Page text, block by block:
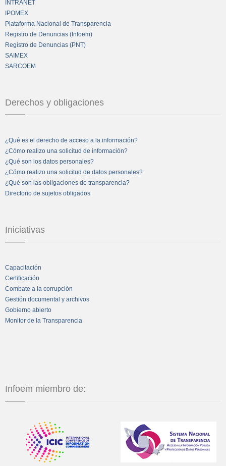
INTRANET
IPOMEX
Plataforma Nacional de Transparencia
Registro de Denuncias (Infoem)
Registro de Denuncias (PNT)
SAIMEX
SARCOEM
Derechos y obligaciones
¿Qué es el derecho de acceso a la información?
¿Cómo realizo una solicitud de información?
¿Qué son los datos personales?
¿Cómo realizo una solicitud de datos personales?
¿Qué son las obligaciones de transparencia?
Directorio de sujetos obligados
Iniciativas
Capacitación
Certificación
Combate a la corrupción
Gestión documental y archivos
Gobierno abierto
Monitor de la Transparencia
Infoem miembro de: